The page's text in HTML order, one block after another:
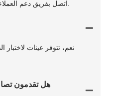
نعم، تتوفر عينات لاختبار
هل تقدمون